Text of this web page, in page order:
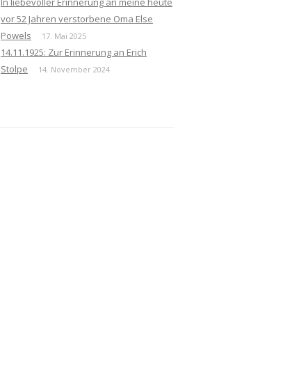
vor 52 Jahren verstorbene Oma Else
Powels
17. Mai 2025
14.11.1925: Zur Erinnerung an Erich
Stolpe
14. November 2024